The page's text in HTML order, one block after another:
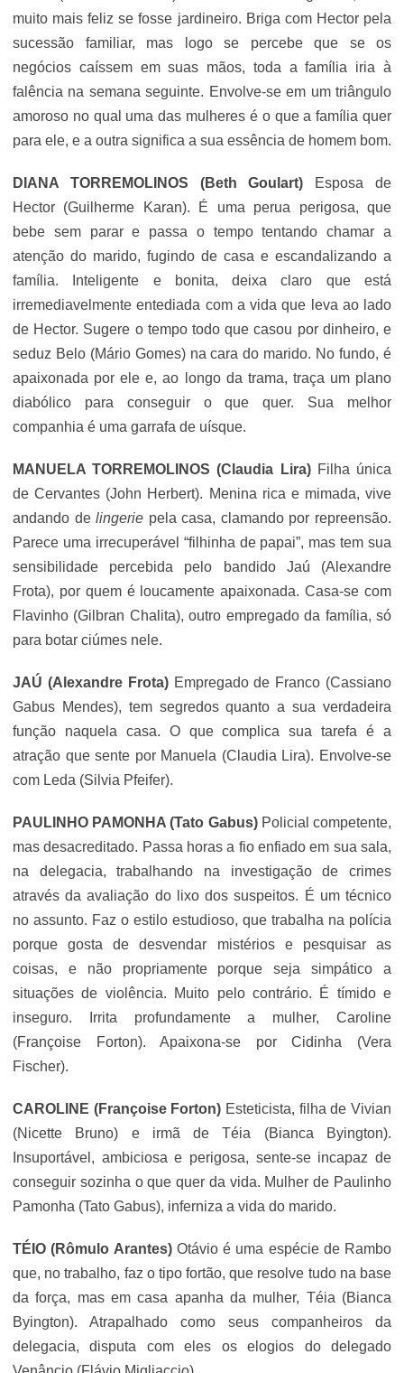
muito mais feliz se fosse jardineiro. Briga com Hector pela
sucessão familiar, mas logo se percebe que se os
negócios caíssem em suas mãos, toda a família iria à
falência na semana seguinte. Envolve-se em um triângulo
amoroso no qual uma das mulheres é o que a família quer
para ele, e a outra significa a sua essência de homem bom.
DIANA TORREMOLINOS (Beth Goulart) Esposa de
Hector (Guilherme Karan). É uma perua perigosa, que
bebe sem parar e passa o tempo tentando chamar a
atenção do marido, fugindo de casa e escandalizando a
família. Inteligente e bonita, deixa claro que está
irremediavelmente entediada com a vida que leva ao lado
de Hector. Sugere o tempo todo que casou por dinheiro, e
seduz Belo (Mário Gomes) na cara do marido. No fundo, é
apaixonada por ele e, ao longo da trama, traça um plano
diabólico para conseguir o que quer. Sua melhor
companhia é uma garrafa de uísque.
MANUELA TORREMOLINOS (Claudia Lira)Filha única
de Cervantes (John Herbert). Menina rica e mimada, vive
andando delingerie pela casa, clamando por repreensão.
Parece uma irrecuperável “filhinha de papai”, mas tem sua
sensibilidade percebida pelo bandido Jaú (Alexandre
Frota), por quem é loucamente apaixonada. Casa-se com
Flavinho (Gilbran Chalita), outro empregado da família, só
para botar ciúmes nele.
JAÚ (Alexandre Frota)Empregado de Franco (Cassiano
Gabus Mendes), tem segredos quanto a sua verdadeira
função naquela casa. O que complica sua tarefa é a
atração que sente por Manuela (Claudia Lira). Envolve-se
com Leda (Silvia Pfeifer).
PAULINHO PAMONHA (Tato Gabus)Policial competente,
mas desacreditado. Passa horas a fio enfiado em sua sala,
na delegacia, trabalhando na investigação de crimes
através da avaliação do lixo dos suspeitos. É um técnico
no assunto. Faz o estilo estudioso, que trabalha na polícia
porque gosta de desvendar mistérios e pesquisar as
coisas, e não propriamente porque seja simpático a
situações de violência. Muito pelo contrário. É tímido e
inseguro. Irrita profundamente a mulher, Caroline
(Françoise Forton). Apaixona-se por Cidinha (Vera
Fischer).
CAROLINE (Françoise Forton) Esteticista, filha de Vivian
(Nicette Bruno) e irmã de Téia (Bianca Byington).
Insuportável, ambiciosa e perigosa, sente-se incapaz de
conseguir sozinha o que quer da vida. Mulher de Paulinho
Pamonha (Tato Gabus), inferniza a vida do marido.
TÉIO (Rômulo Arantes)Otávio é uma espécie de Rambo
que, no trabalho, faz o tipo fortão, que resolve tudo na base
da força, mas em casa apanha da mulher, Téia (Bianca
Byington). Atrapalhado como seus companheiros da
delegacia, disputa com eles os elogios do delegado